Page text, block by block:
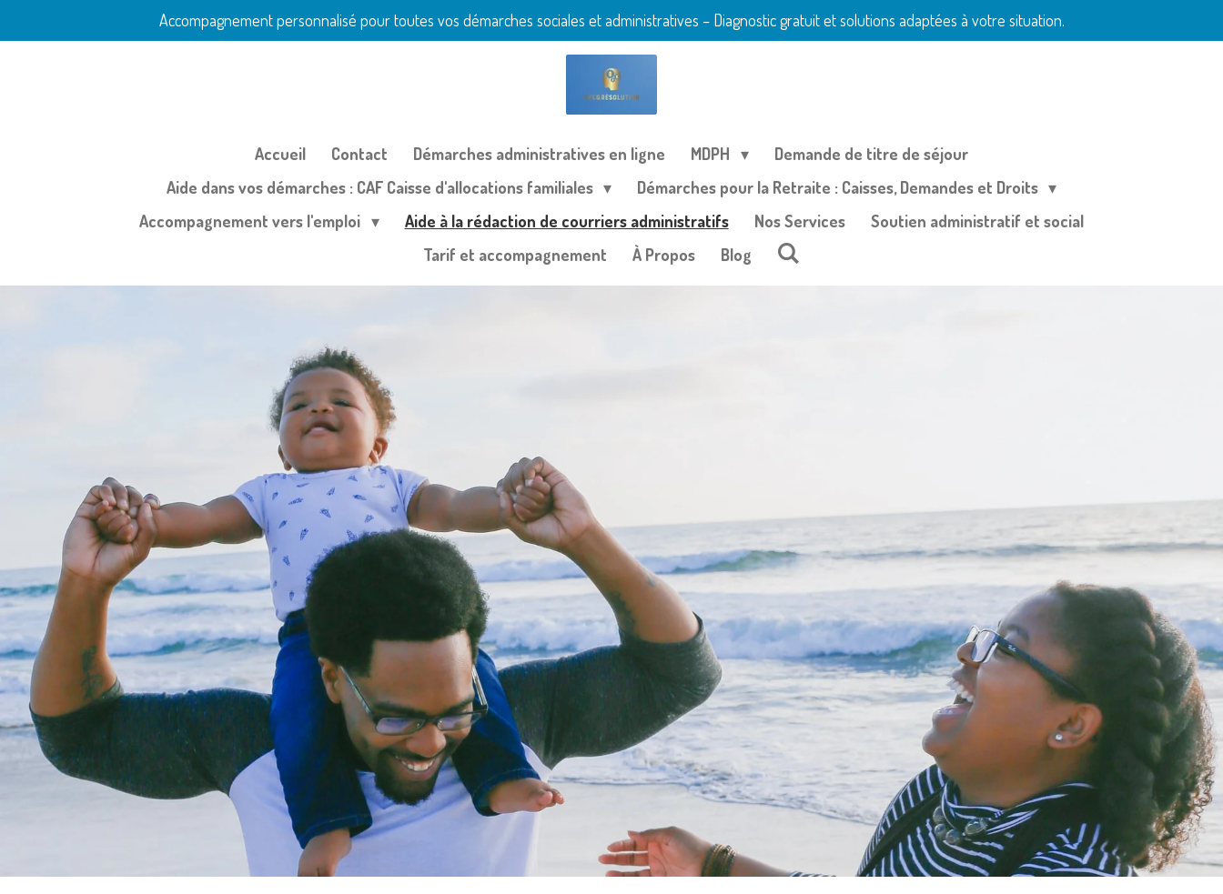
au
Accompagnement personnalisé pour toutes vos démarches sociales et administratives – Diagnostic gratuit et solutions adaptées à votre situation.
Accueil Contact Démarches administratives en ligne MDPH
Demande de titre de séjour
Aide dans vos démarches : CAF Caisse d'allocations familiales
Démarches pour la Retraite : Caisses, Demandes et Droits
Accompagnement vers l'emploi
Aide à la rédaction de courriers administratifs Nos Services
Soutien administratif et social
Tarif et accompagnement
À Propos Blog